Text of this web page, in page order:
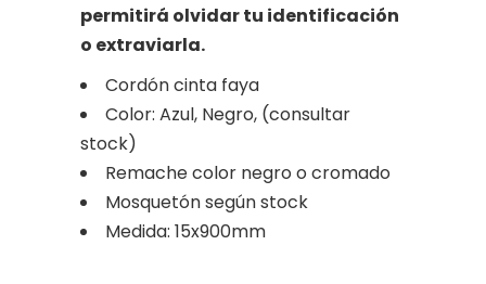
permitirá olvidar tu identificación
o extraviarla.
Cordón cinta faya
Color: Azul, Negro, (consultar
stock)
Remache color negro o cromado
Mosquetón según stock
Medida: 15x900mm